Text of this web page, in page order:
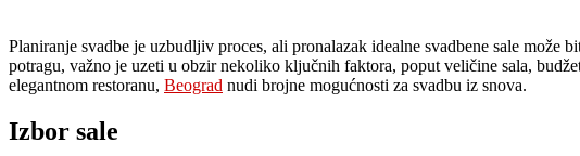
Planiranje svadbe je uzbudljiv proces, ali pronalazak idealne svadbene sale
potragu, važno je uzeti u obzir nekoliko ključnih faktora, poput veličine sala,
elegantnom restoranu, Beograd nudi brojne mogućnosti za svadbu iz snova.
Izbor sale